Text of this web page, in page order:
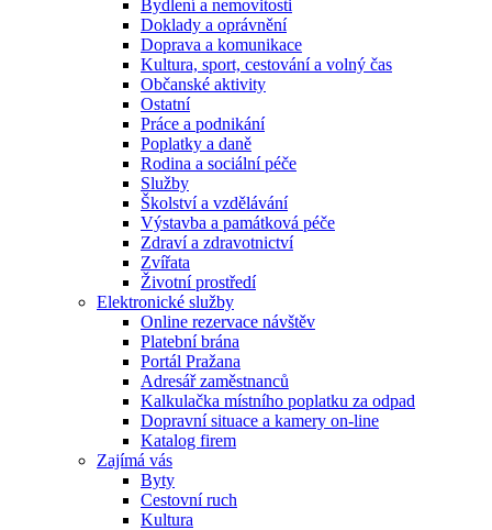
Bydlení a nemovitosti
Doklady a oprávnění
Doprava a komunikace
Kultura, sport, cestování a volný čas
Občanské aktivity
Ostatní
Práce a podnikání
Poplatky a daně
Rodina a sociální péče
Služby
Školství a vzdělávání
Výstavba a památková péče
Zdraví a zdravotnictví
Zvířata
Životní prostředí
Elektronické služby
Online rezervace návštěv
Platební brána
Portál Pražana
Adresář zaměstnanců
Kalkulačka místního poplatku za odpad
Dopravní situace a kamery on-line
Katalog firem
Zajímá vás
Byty
Cestovní ruch
Kultura